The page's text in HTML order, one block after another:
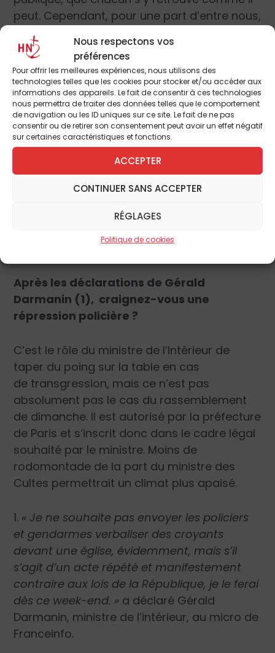
Nous respectons vos
préférences
Pour offrir les meilleures expériences, nous utilisons des
technologies telles que les cookies pour stocker et/ou accéder aux
informations des appareils. Le fait de consentir à ces technologies
nous permettra de traiter des données telles que le comportement
de navigation ou les ID uniques sur ce site. Le fait de ne pas
consentir ou de retirer son consentement peut avoir un effet négatif
sur certaines caractéristiques et fonctions.
ACCEPTER
CONTINUER SANS ACCEPTER
RÉGLAGES
Politique de cookies
peut. Cependant, pour une part d’entre nous,
ce n’est ni satisfaisant, ni suffisant de suivre
un direct
Facebookpour la messe, avant de
changer d’onglet pour suivre un cours de
yoga, ou encore une réunion d’équipe.
Personne ne considère la messe comme un
dû, mais c’est une souffrance réelle d’en être
privé. Après l’attentat de Nice et en nous
approchant du temps de l’Avent, la
nécessité de se retrouver devient plus
prégnante pour les catholiques français. Il
les célébrations de Noël confinés comme
Sainte et Pâques.
Après les déclarations de Gérald
Darmanin (1), craignez-vous une
répression policière ?
C’est le rôle du ministre de l’Intérieur de
taper du poing sur la table en cas
de transgression, mais ce n’est pas
absolument pas le cas du rassemblement
de dimanche. Il est autorisé par la préfecture
de Paris et s’inscrit donc dans le cadre légal
souhaité par le ministre. Moins de
rodomontade de la part du ministre des
Cultes permettrait un climat plus apaisé.
1. « Je ne souhaite pas envoyer les policiers
et gendarmes verbaliser des croyants
devant une église, évidemment, mais s’il
s’agit d’un acte répété et manifestement
contraire aux lois de la République, je le ferai
dès ce week-end. » a déclaré Gérald
Darmanin, ministre de l’intérieur, au micro de
Franceinfo.